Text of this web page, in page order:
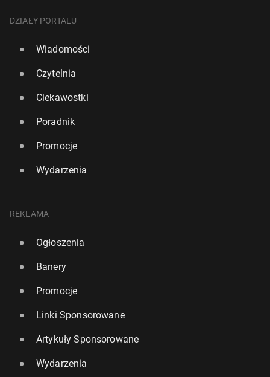
DZIAŁY PORTALU
Wiadomości
Czytelnia
Ciekawostki
Poradnik
Promocje
Wydarzenia
REKLAMA
Ogłoszenia
Banery
Promocje
Linki Sponsorowane
Artykuły Sponsorowane
Wydarzenia